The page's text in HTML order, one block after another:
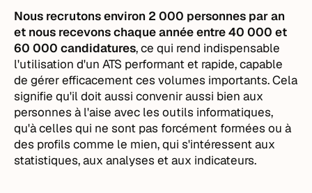
Nous recrutons environ 2 000 personnes par an
et nous recevons chaque année entre 40 000 et
60 000 candidatures, ce qui rend indispensable
l'utilisation d'un ATS performant et rapide, capable
de gérer efficacement ces volumes importants. Cela
signifie qu'il doit aussi convenir aussi bien aux
personnes à l'aise avec les outils informatiques,
qu'à celles qui ne sont pas forcément formées ou à
des profils comme le mien, qui s'intéressent aux
statistiques, aux analyses et aux indicateurs.